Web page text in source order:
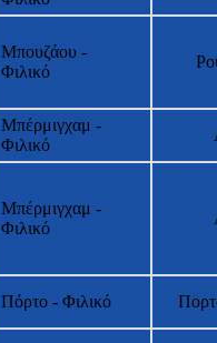
Μπουζάου -
Φιλικό
Μπέρμιγχαμ -
Φιλικό
Μπέρμιγχαμ -
Φιλικό
Πόρτο - Φιλικό